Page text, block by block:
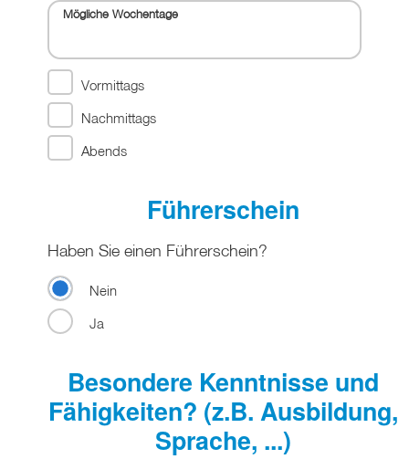
Mögliche Wochentage
Vormittags
Nachmittags
Abends
Führerschein
Haben Sie einen Führerschein?
Nein
Ja
Besondere Kenntnisse und
Fähigkeiten? (z.B. Ausbildung,
Sprache, ...)